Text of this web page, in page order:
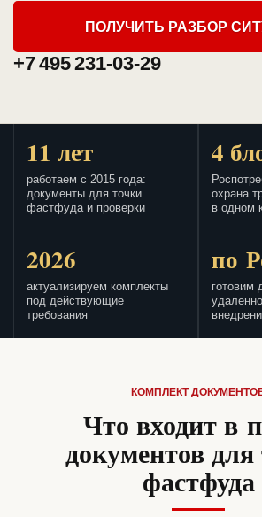
ПОЛУЧИТЬ РАЗБОР
+7 495 231-03-29
11 лет
работаем с 2015 года:
документы для точки
фастфуда и проверки
4
охрана
в одном
2026
актуализируем комплекты
под действующие
требования
по
готовим
КОМПЛЕКТ
Что входит в
документов
фастфуда